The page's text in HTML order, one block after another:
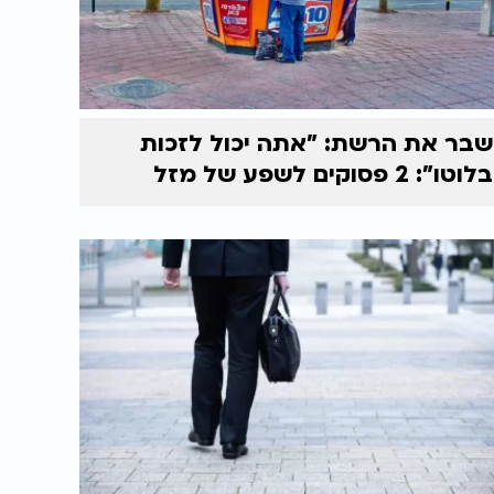
שבר את הרשת: "אתה יכול לזכות
בלוטו": 2 פסוקים לשפע של מזל